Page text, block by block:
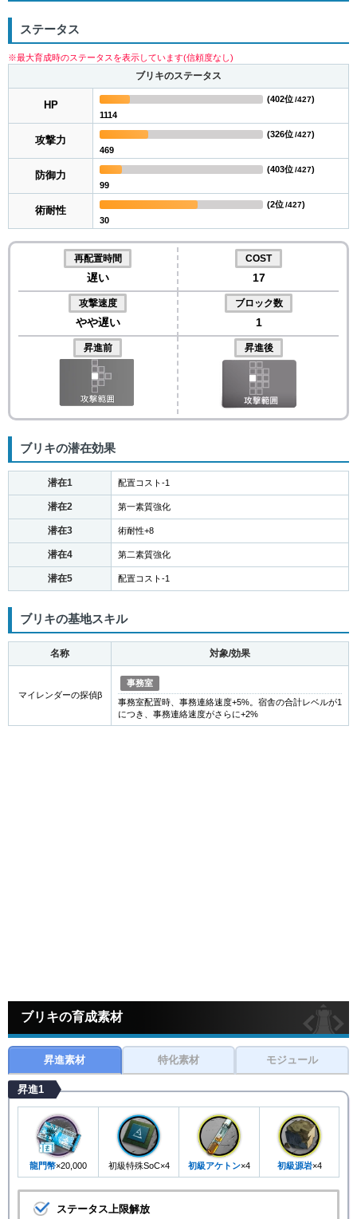
ステータス
※最大育成時のステータスを表示しています(信頼度なし)
ブリキのステータス
HP
1114
(402位/427)
攻撃力
469
(326位/427)
防御力
99
(403位/427)
術耐性
30
(2位/427)
再配置時間
遅い
COST
17
攻撃速度
やや遅い
ブロック数
1
昇進前 昇進後
ブリキの潜在効果
潜在1 配置コスト-1
潜在2 第一素質強化
潜在3 術耐性+8
潜在4 第二素質強化
潜在5 配置コスト-1
ブリキの基地スキル
名称 対象/効果
マイレンダーの探偵β
事務室
事務室配置時、事務連絡速度+5%。宿舎の合計レベルが1
につき、事務連絡速度がさらに+2%
ブリキの育成素材
昇進素材 特化素材 モジュール
昇進1
龍門幣×20,000 初級特殊SoC×4 初級アケトン×4 初級源岩×4
ステータス上限解放